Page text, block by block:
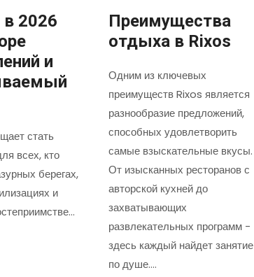
2026
и
стать
всех, кто
берегах,
и
Преимущества
отдыха в Rixos
Одним из ключевых
преимуществ Rixos является
разнообразие предложений,
способных удовлетворить
самые взыскательные вкусы.
От изысканных ресторанов с
авторской кухней до
захватывающих
развлекательных программ -
здесь каждый найдет занятие
по душе.…